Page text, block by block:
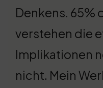
Denkens. 65%
verstehen die
Implikationen
nicht. Mein